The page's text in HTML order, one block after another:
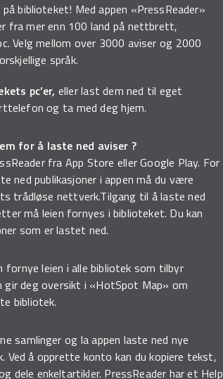
biblioteket! Med appen «PressReader»
fra mer enn 100 land på nettbrett,
Velg mellom over 3000 aviser og 2000
språk.
pc’er, eller last dem ned til eget
og ta med deg hjem.
for å laste ned aviser ?
fra App Store eller Google Play. For
ned publikasjoner i appen må du være
trådløse nettverk.Tilgang til å laste ned
må leien fornyes i biblioteket. Du kan
som er lastet ned.
fornye leien i alle bibliotek som tilbyr
gir deg oversikt i «HotSpot Map» om
bibliotek.
samlinger og la appen laste ned nye
Ved å opprette konto kan du kopiere tekst,
dele enkeltartikler. PressReader har et Help